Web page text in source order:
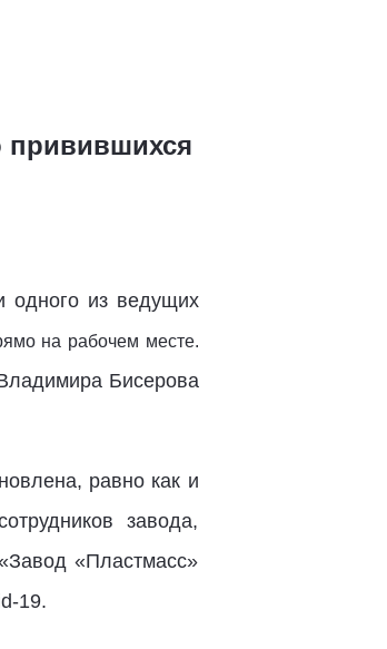
привившихся
одного из ведущих
на рабочем месте.
Бисерова
равно как и
завода,
«Пластмасс»
19.